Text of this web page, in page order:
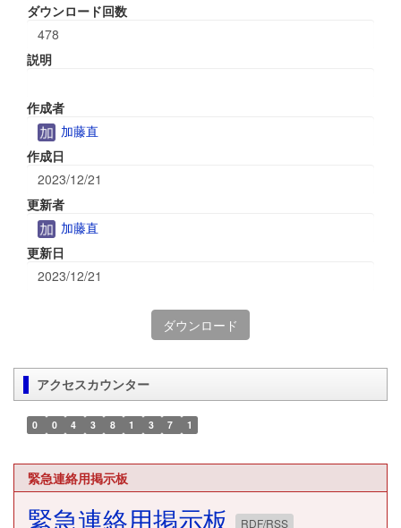
ダウンロード回数
478
説明
作成者
加藤直
作成日
2023/12/21
更新者
加藤直
更新日
2023/12/21
ダウンロード
アクセスカウンター
0 0 4 3 8 1 3 7 1
緊急連絡用掲示板
緊急連絡用掲示板 RDF/RSS